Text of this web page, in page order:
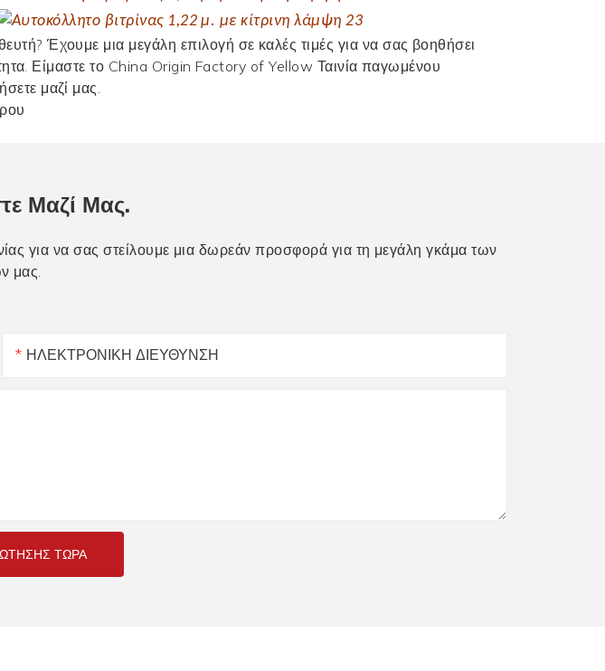
Έχουμε μια μεγάλη επιλογή σε καλές τιμές για να σας βοηθήσει
Είμαστε το China Origin Factory of Yellow Ταινία παγωμένου
μαζί μας.
Μαζί Μας.
για να σας στείλουμε μια δωρεάν προσφορά για τη μεγάλη γκάμα των
μας.
ΗΛΕΚΤΡΟΝΙΚΗ ΔΙΕΥΘΥΝΣΗ
ΤΏΡΑ